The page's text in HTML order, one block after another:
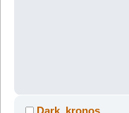
Dark_kronos